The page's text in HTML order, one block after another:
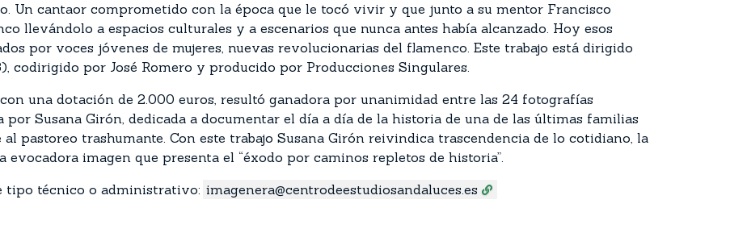
Un cantaor comprometido con la época que le tocó vivir y que junto a su mentor Francisco
llevándolo a espacios culturales y a escenarios que nunca antes había alcanzado. Hoy esos
por voces jóvenes de mujeres, nuevas revolucionarias del flamenco. Este trabajo está dirigido
codirigido por José Romero y producido por Producciones Singulares.
una dotación de 2.000 euros, resultó ganadora por unanimidad entre las 24 fotografías
por Susana Girón, dedicada a documentar el día a día de la historia de una de las últimas familias
pastoreo trashumante. Con este trabajo Susana Girón reivindica trascendencia de lo cotidiano, la
imagen que presenta el “éxodo por caminos repletos de historia”.
tipo técnico o administrativo: imagenera@centrodeestudiosandaluces.es